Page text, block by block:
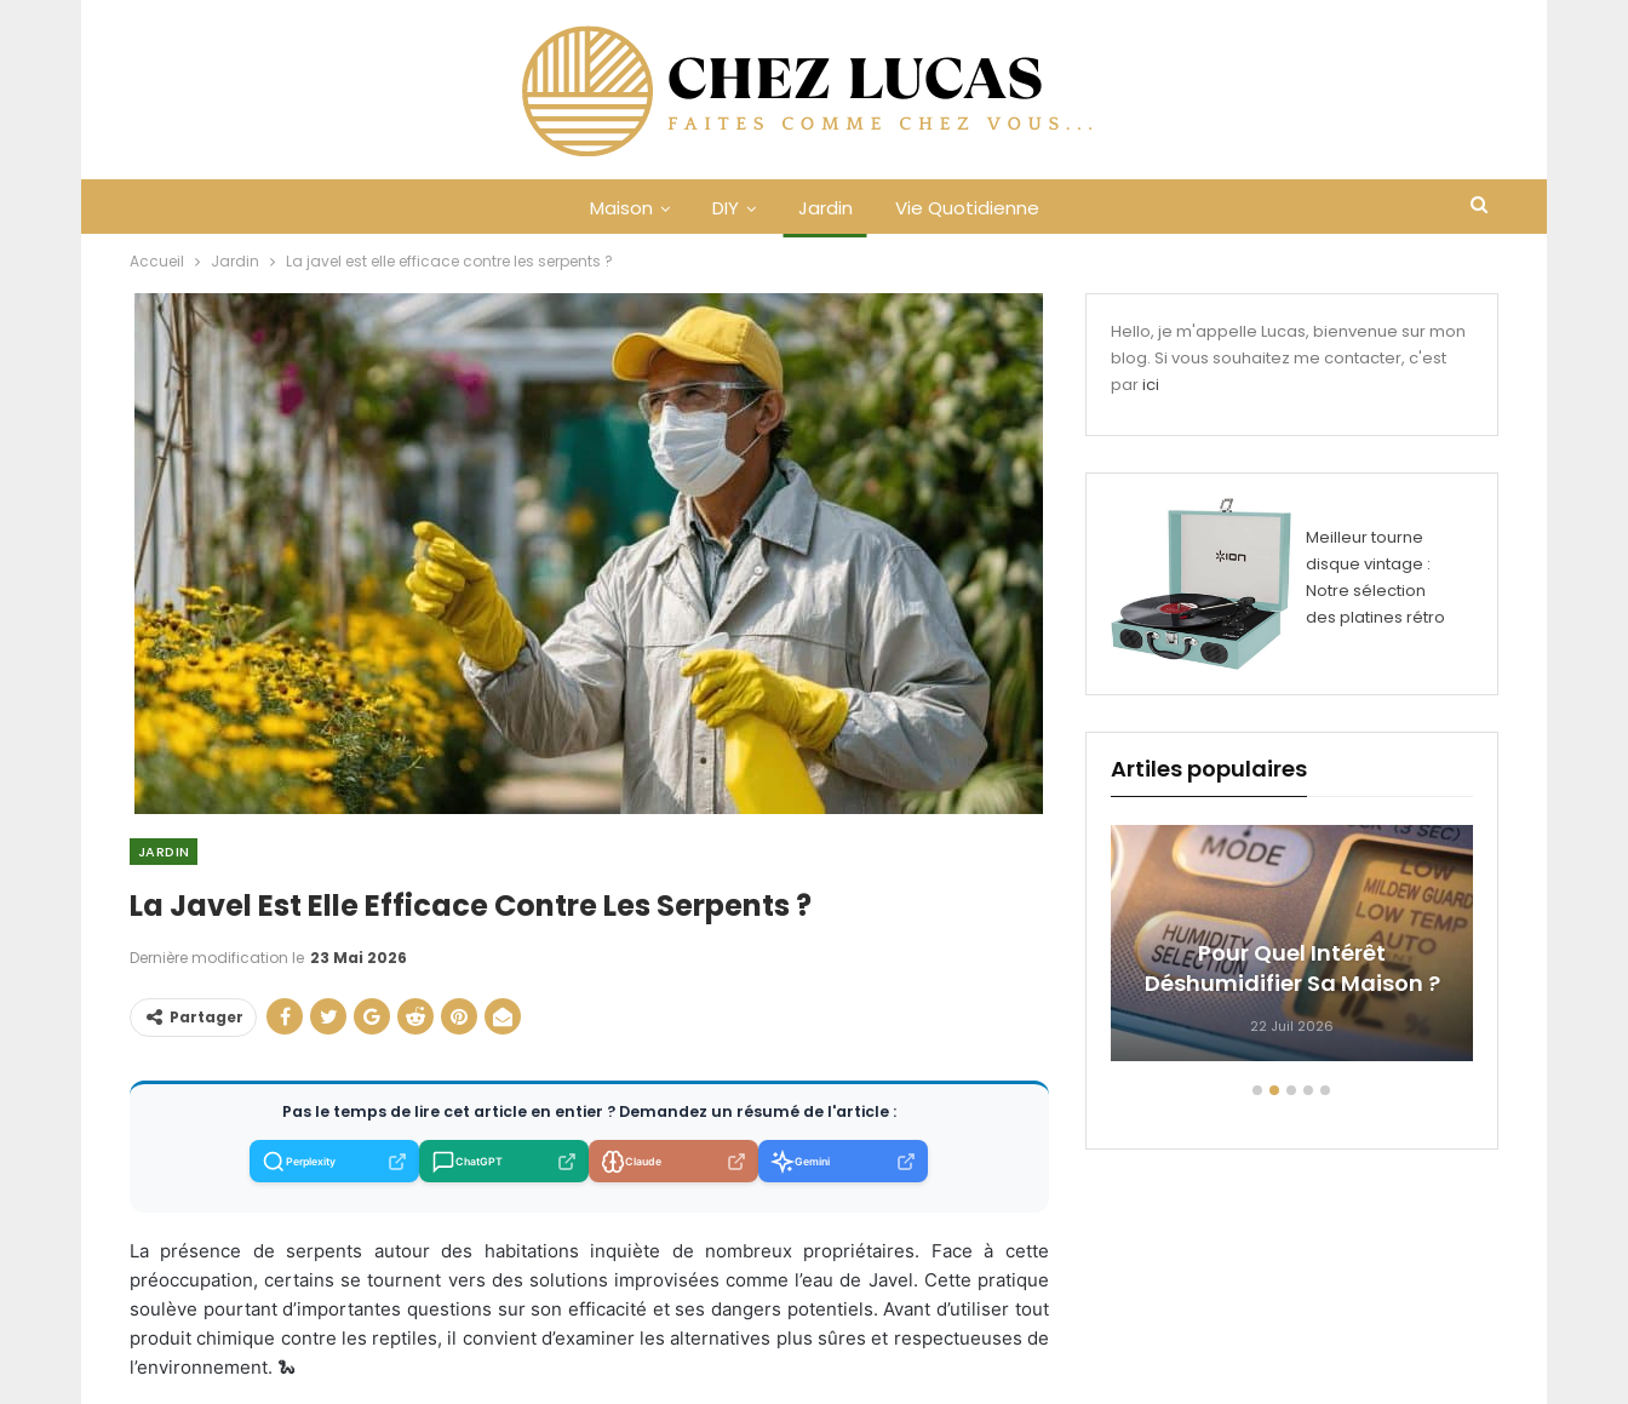
Maison DIY Jardin Vie Quotidienne
Accueil Jardin La javel est elle efficace contre les serpents ?
JARDIN
La Javel Est Elle Efficace Contre Les Serpents ?
Dernière modification le 23 Mai 2026
Partager
Pas le temps de lire cet article en entier ? Demandez un résumé de l'article :
Perplexity ChatGPT Claude Gemini
La présence de serpents autour des habitations inquiète de nombreux propriétaires. Face à cette
préoccupation, certains se tournent vers des solutions improvisées comme l’eau de Javel. Cette pratique
soulève pourtant d’importantes questions sur son efficacité et ses dangers potentiels. Avant d’utiliser tout
produit chimique contre les reptiles, il convient d’examiner les alternatives plus sûres et respectueuses de
l’environnement. 🐍
Hello, je m'appelle Lucas, bienvenue sur mon
blog. Si vous souhaitez me contacter, c'est
parici
Meilleur tourne
disque vintage :
Notre sélection
des platines rétro
Artiles populaires
Aménager Une Petite
Cuisine : Nos Astuces Pour
20 Juil 2026
DIY : Comment Faire Sa
Pour Quel Intérêt
Déshumidifier Sa Maison ?
22 Juil 2026